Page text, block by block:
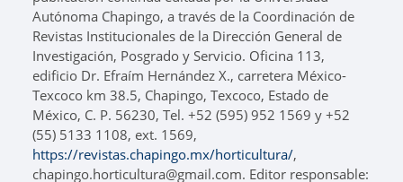
Autónoma Chapingo, a través de la Coordinación de
Revistas Institucionales de la Dirección General de
Investigación, Posgrado y Servicio. Oficina 113,
edificio Dr. Efraím Hernández X., carretera México-
Texcoco km 38.5, Chapingo, Texcoco, Estado de
México, C. P. 56230, Tel. +52 (595) 952 1569 y +52
(55) 5133 1108, ext. 1569,
https://revistas.chapingo.mx/horticultura/,
chapingo.horticultura@gmail.com. Editor responsable: